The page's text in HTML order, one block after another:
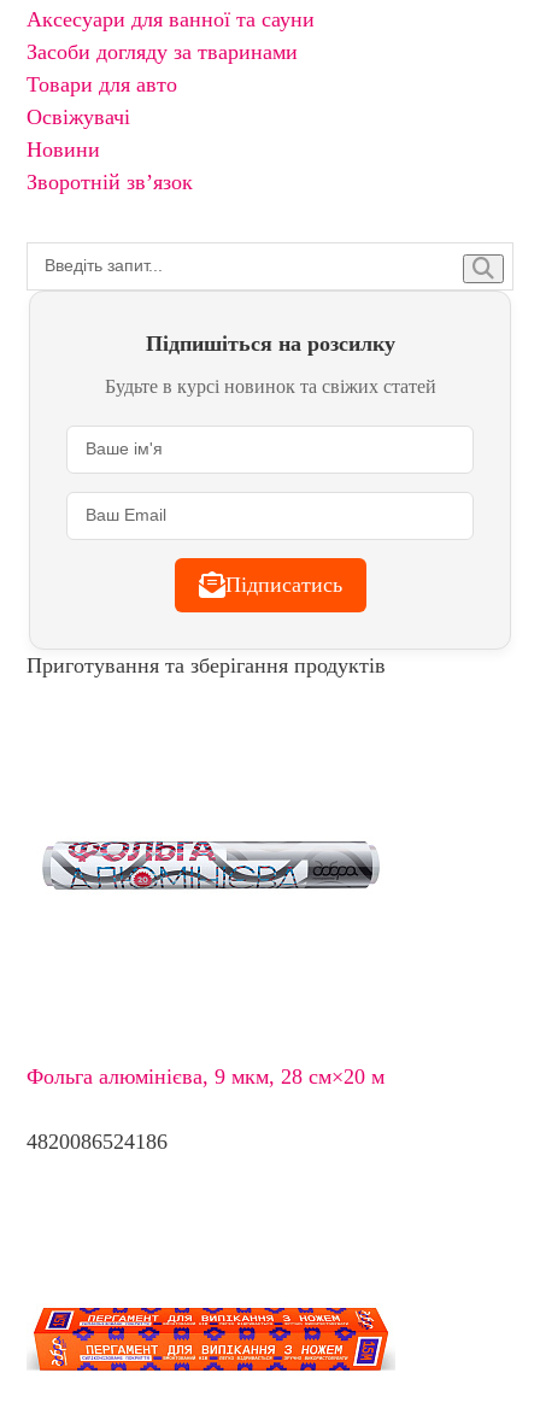
Аксесуари для ванної та сауни
Засоби догляду за тваринами
Товари для авто
Освіжувачі
Новини
Зворотній зв’язок
Підпишіться на розсилку
Будьте в курсі новинок та свіжих статей
Підписатись
Приготування та зберігання продуктів
Фольга алюмінієва, 9 мкм, 28 см×20 м
4820086524186